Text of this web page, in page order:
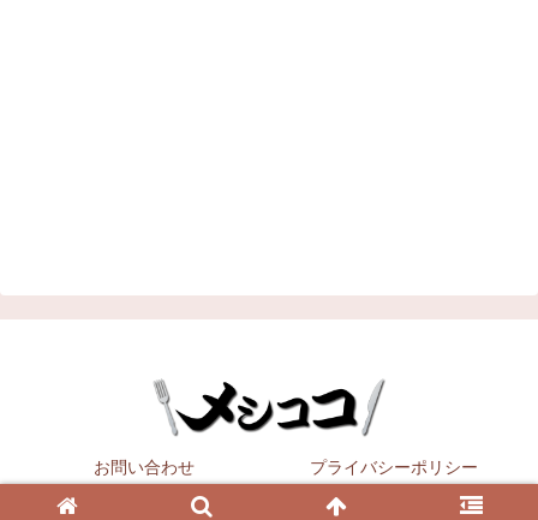
お問い合わせ プライバシーポリシー
Copyright © 2021 All Rights Reserved.